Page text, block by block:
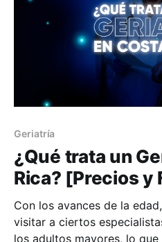
Geriatría
¿Qué trata un
Rica? [Precios y
Con los avances de la
visitar a ciertos especialistas
los adultos mayores, lo